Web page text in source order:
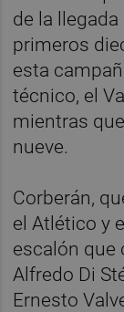
de la
primeros
esta
técnico, el
mientras
nueve.
Corberán,
el Atlético y
escalón que
Alfredo Di
Ernesto